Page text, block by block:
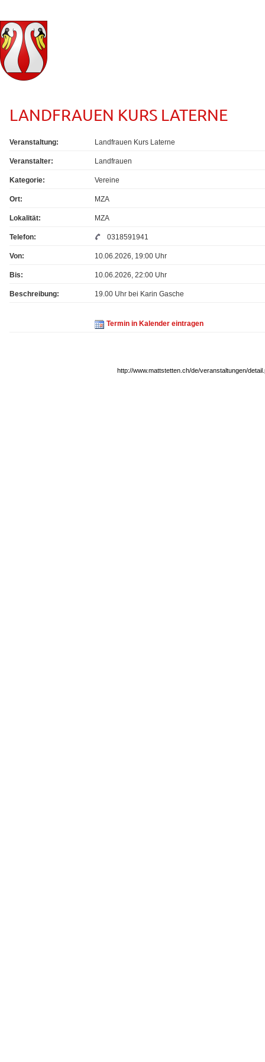
LANDFRAUEN KURS LATERNE
Veranstaltung: Landfrauen Kurs Laterne
Veranstalter: Landfrauen
Kategorie: Vereine
Ort: MZA
Lokalität: MZA
Telefon: 0318591941
Von: 10.06.2026, 19:00 Uhr
Bis: 10.06.2026, 22:00 Uhr
Beschreibung: 19.00 Uhr bei Karin Gasche
Termin in Kalender eintragen
http://www.mattstetten.ch/de/veranstaltungen/